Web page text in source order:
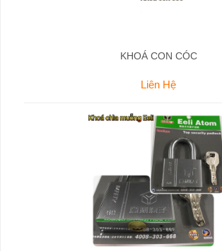
KHOÁ CON CÓC
Liên Hệ